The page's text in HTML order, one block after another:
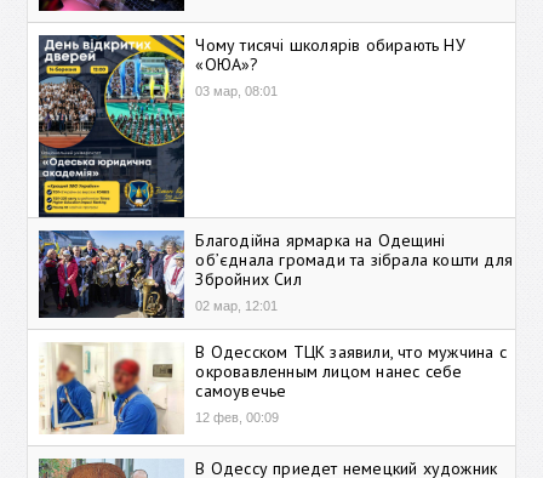
Чому тисячі школярів обирають НУ
«ОЮА»?
03 мар, 08:01
Благодійна ярмарка на Одещині
об’єднала громади та зібрала кошти для
Збройних Сил
02 мар, 12:01
В Одесском ТЦК заявили, что мужчина с
окровавленным лицом нанес себе
самоувечье
12 фев, 00:09
В Одессу приедет немецкий художник